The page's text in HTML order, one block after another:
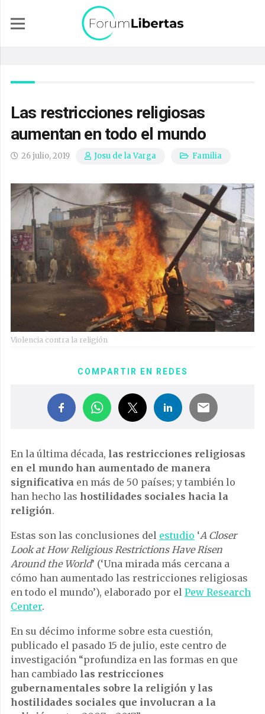
Las restricciones religiosas
aumentan en todo el mundo
26 julio, 2019 Josu de la Varga Familia
Violencia contra la religión
COMPARTIR EN REDES
En la última década, las restricciones religiosas
en el mundo han aumentado de manera
significativa en más de 50 países; y también lo
han hecho las hostilidades sociales hacia la
religión.
Estas son las conclusiones del estudio ‘A Closer
Look at How Religious Restrictions Have Risen
Around the World’ (‘Una mirada más cercana a
cómo han aumentado las restricciones religiosas
en todo el mundo’), elaborado por el Pew Research
Center.
En su décimo informe sobre esta cuestión,
publicado el pasado 15 de julio, este centro de
investigación “profundiza en las formas en que
han cambiado las restricciones
gubernamentales sobre la religión y las
hostilidades sociales que involucran a la